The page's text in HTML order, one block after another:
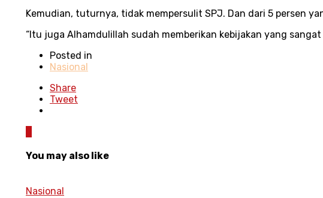
Kemudian, tuturnya, tidak mempersulit SPJ. Dan dari 5 persen
“Itu juga Alhamdulillah sudah memberikan kebijakan yang
Posted in
Nasional
Share
Tweet
You may also like
Nasional